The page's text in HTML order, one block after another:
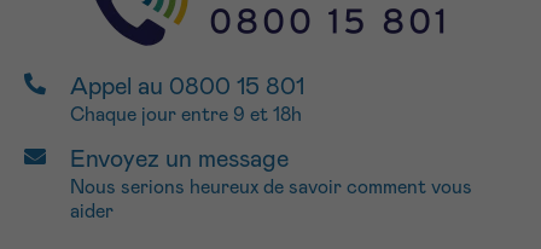
Appel au 0800 15 801
Chaque jour entre 9 et 18h
Envoyez un message
Nous serions heureux de savoir comment vous
aider